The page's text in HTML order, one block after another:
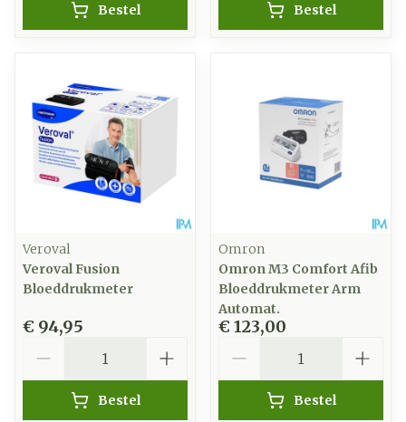
Bestel Bestel
Veroval
Veroval Fusion
Bloeddrukmeter
€ 94,95
Bestel
Omron
Omron M3 Comfort Afib
Bloeddrukmeter Arm
Automat.
€ 123,00
Bestel